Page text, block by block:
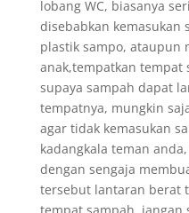
lobang WC, biasanya
disebabkan kemasukan
plastik sampo, ataupun
anak,tempatkan
supaya sampah dapat
tempatnya, mungkin
agar tidak kemasukan
kadangkala teman
dengan sengaja
tersebut lantaran berat
tempat sampah. jangan